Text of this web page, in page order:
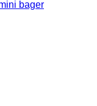
bager